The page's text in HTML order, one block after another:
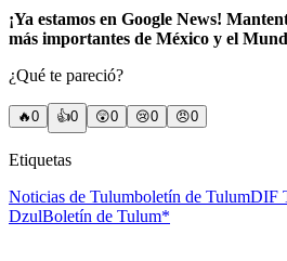
¡Ya estamos en Google News!
más importantes de México y el
¿Qué te pareció?
🔥0 👍0 😲0 😢0 😠0
Etiquetas
Noticias de Tulumboletín de TulumDIF
DzulBoletín de Tulum*